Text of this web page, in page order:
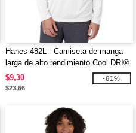
Hanes 482L - Camiseta de manga
larga de alto rendimiento Cool DRI®
con FreshIQ para adulto
$9,30
$23,66
-61%